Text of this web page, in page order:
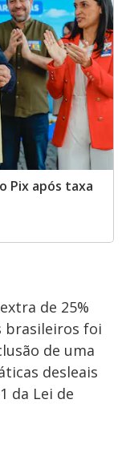
Pix após taxa
de 25%
brasileiros foi
de uma
desleais
da Lei de